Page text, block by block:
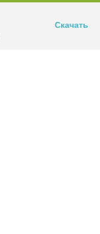
Скачать